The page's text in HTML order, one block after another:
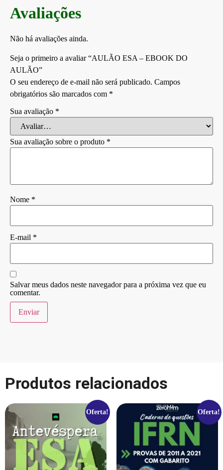
Avaliações
Não há avaliações ainda.
Seja o primeiro a avaliar “AULÃO ESA – EBOOK DO
AULÃO”
O seu endereço de e-mail não será publicado. Campos
obrigatórios são marcados com *
Sua avaliação *
Sua avaliação sobre o produto *
Nome *
E-mail *
Salvar meus dados neste navegador para a próxima vez que eu
comentar.
Produtos relacionados
Oferta! Oferta!